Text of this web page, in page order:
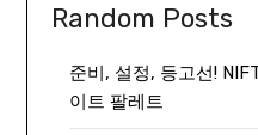
Random Posts
준비, 설정, 등고선!
이트 팔레트